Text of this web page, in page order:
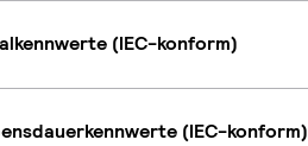
(IEC-konform)
(IEC-konform)